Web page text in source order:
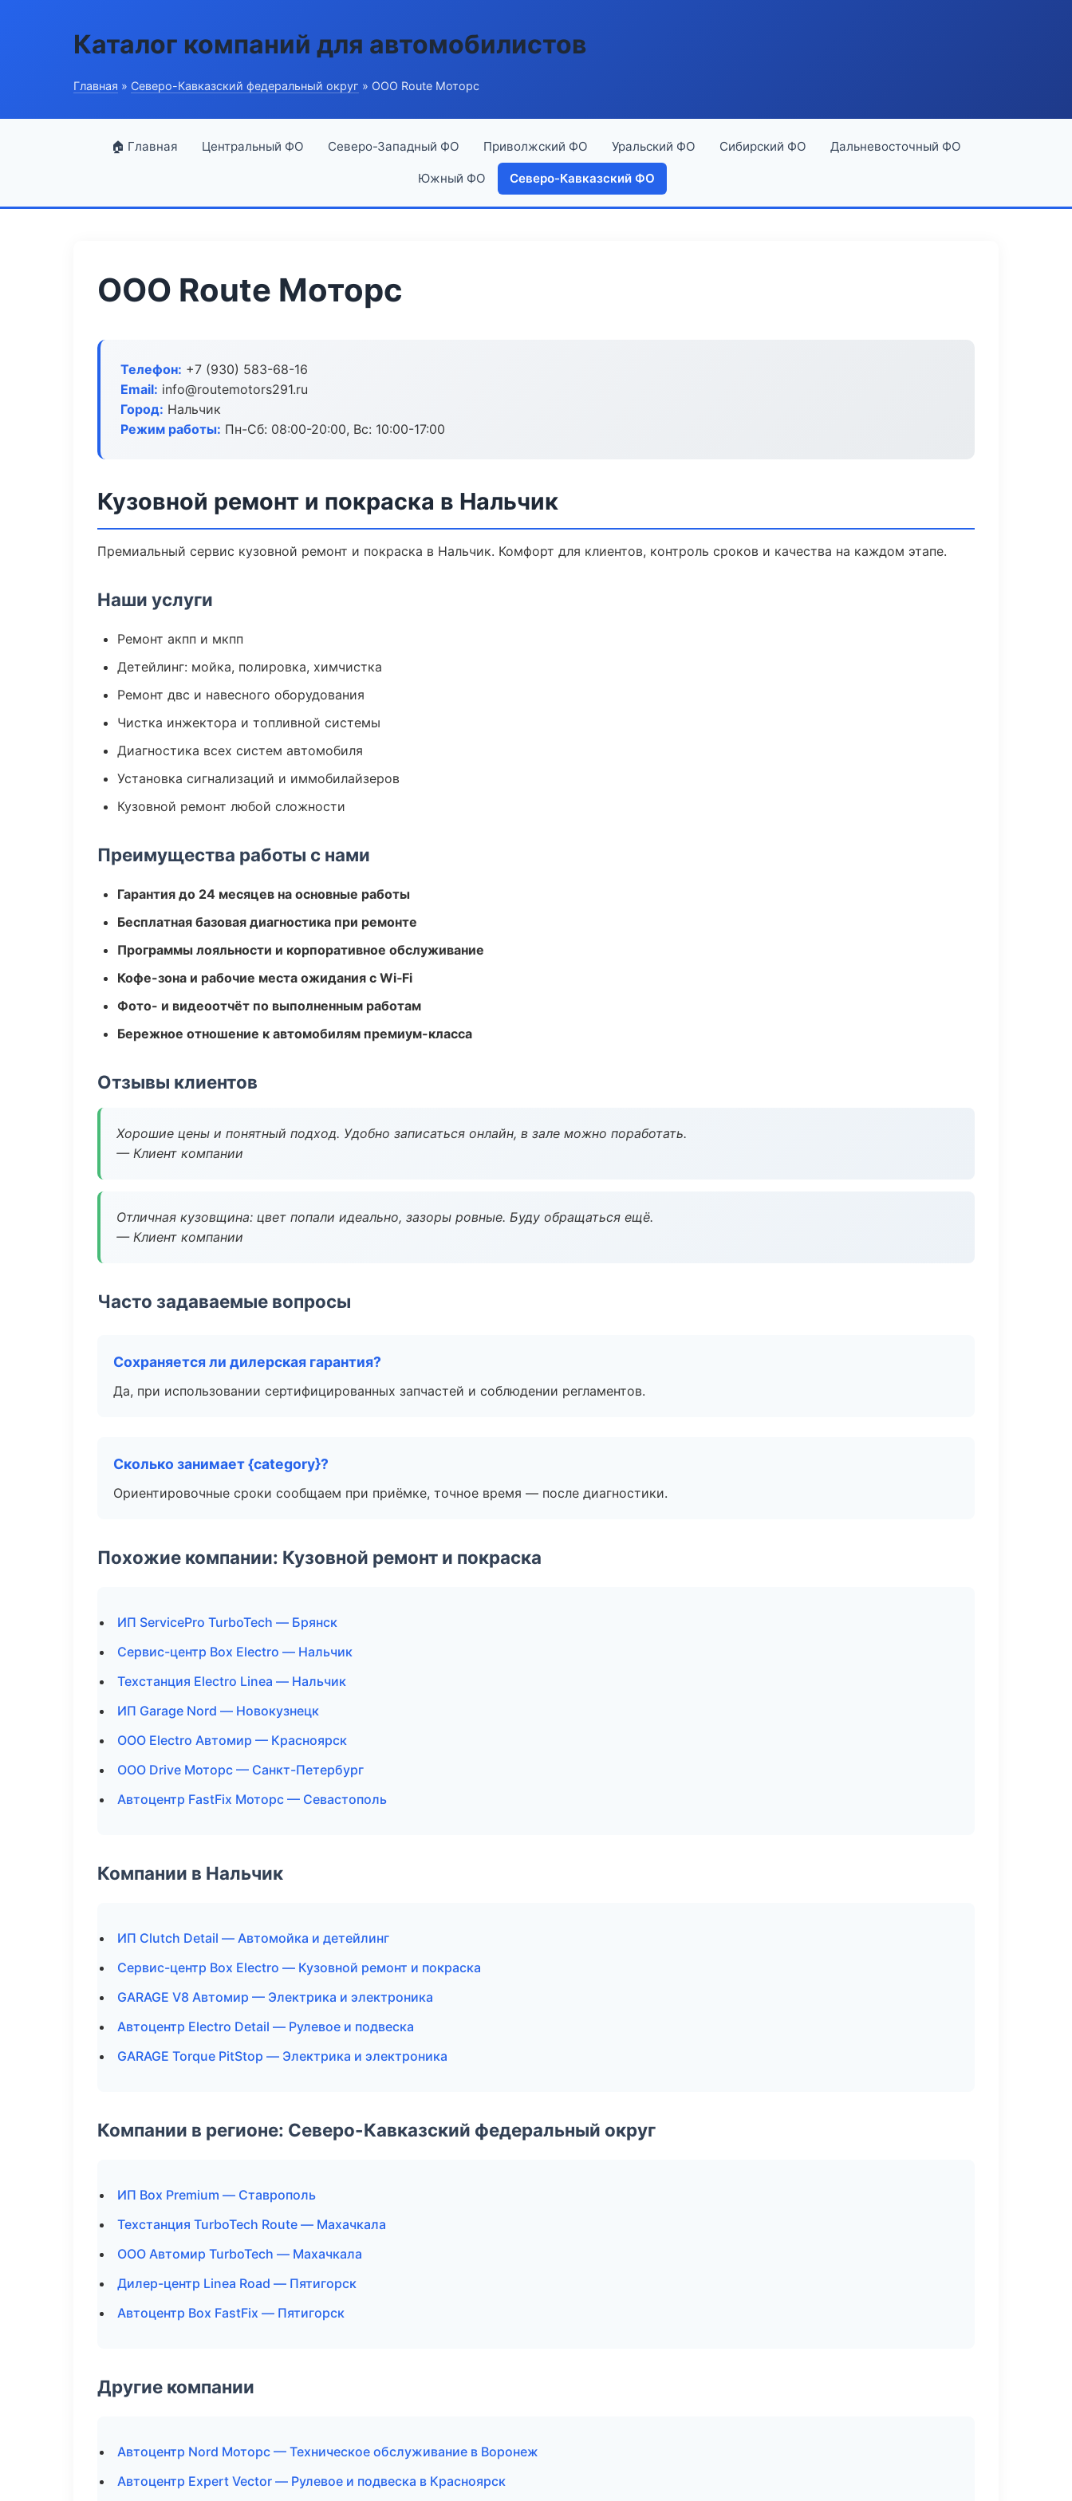
Каталог компаний для автомобилистов
Главная » Северо-Кавказский федеральный округ » ООО Route Моторс
🏠 Главная Центральный ФО Северо-Западный ФО Приволжский ФО Уральский ФО Сибирский ФО Дальневосточный ФО
Южный ФО Северо-Кавказский ФО
ООО Route Моторс
Телефон: +7 (930) 583-68-16
Email: info@routemotors291.ru
Город: Нальчик
Режим работы: Пн-Сб: 08:00-20:00, Вс: 10:00-17:00
Кузовной ремонт и покраска в Нальчик
Премиальный сервис кузовной ремонт и покраска в Нальчик. Комфорт для клиентов, контроль сроков и качества на каждом этапе.
Наши услуги
Ремонт акпп и мкпп
Детейлинг: мойка, полировка, химчистка
Ремонт двс и навесного оборудования
Чистка инжектора и топливной системы
Диагностика всех систем автомобиля
Установка сигнализаций и иммобилайзеров
Кузовной ремонт любой сложности
Преимущества работы с нами
Гарантия до 24 месяцев на основные работы
Бесплатная базовая диагностика при ремонте
Программы лояльности и корпоративное обслуживание
Кофе-зона и рабочие места ожидания с Wi‑Fi
Фото- и видеоотчёт по выполненным работам
Бережное отношение к автомобилям премиум-класса
Отзывы клиентов
Хорошие цены и понятный подход. Удобно записаться онлайн, в зале можно поработать.
— Клиент компании
Отличная кузовщина: цвет попали идеально, зазоры ровные. Буду обращаться ещё.
— Клиент компании
Часто задаваемые вопросы
Сохраняется ли дилерская гарантия?
Да, при использовании сертифицированных запчастей и соблюдении регламентов.
Сколько занимает {category}?
Ориентировочные сроки сообщаем при приёмке, точное время — после диагностики.
Похожие компании: Кузовной ремонт и покраска
ИП ServicePro TurboTech — Брянск
Сервис-центр Box Electro — Нальчик
Техстанция Electro Linea — Нальчик
ИП Garage Nord — Новокузнецк
ООО Electro Автомир — Красноярск
ООО Drive Моторс — Санкт-Петербург
Автоцентр FastFix Моторс — Севастополь
Компании в Нальчик
ИП Clutch Detail — Автомойка и детейлинг
Сервис-центр Box Electro — Кузовной ремонт и покраска
GARAGE V8 Автомир — Электрика и электроника
Автоцентр Electro Detail — Рулевое и подвеска
GARAGE Torque PitStop — Электрика и электроника
Компании в регионе: Северо-Кавказский федеральный округ
ИП Box Premium — Ставрополь
Техстанция TurboTech Route — Махачкала
ООО Автомир TurboTech — Махачкала
Дилер-центр Linea Road — Пятигорск
Автоцентр Box FastFix — Пятигорск
Другие компании
Автоцентр Nord Моторс — Техническое обслуживание в Воронеж
Автоцентр Expert Vector — Рулевое и подвеска в Красноярск